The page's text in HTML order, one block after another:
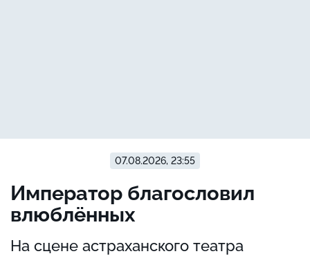
07.08.2026, 23:55
Император благословил
влюблённых
На сцене астраханского театра